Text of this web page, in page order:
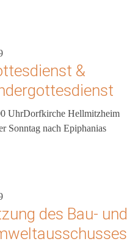
&
UhrDorfkirche Hellmitzheim
Sonntag nach Epiphanias
des Bau- und